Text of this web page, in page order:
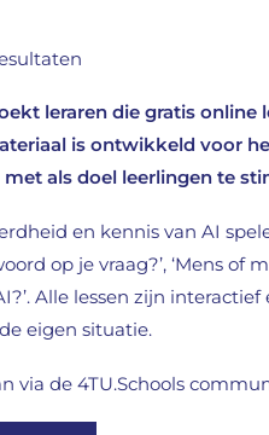
leraren die gratis
is ontwikkeld voor
als doel leerlingen te
en kennis van AI
op je vraag?’, ‘Mens of
Alle lessen zijn
eigen situatie.
via de 4TU.Schools